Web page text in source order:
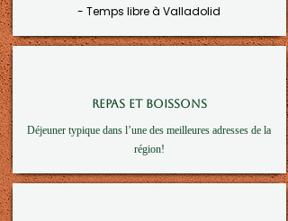
- Temps libre à Valladolid
REPAS ET BOISSONS
Déjeuner typique dans l’une des meilleures adresses de la
région!